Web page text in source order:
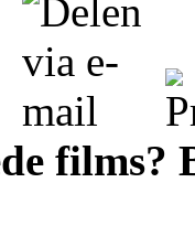
films?